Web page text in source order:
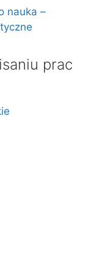
nauka –
prac